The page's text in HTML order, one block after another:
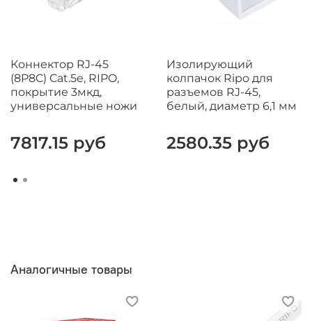
Коннектор RJ-45
(8P8C) Cat.5e, RIPO,
покрытие 3мкд,
универсальные ножи
7817.15 руб
Изолирующий
колпачок Ripo для
разъемов RJ-45,
белый, диаметр 6,1 мм
2580.35 руб
Аналогичные товары